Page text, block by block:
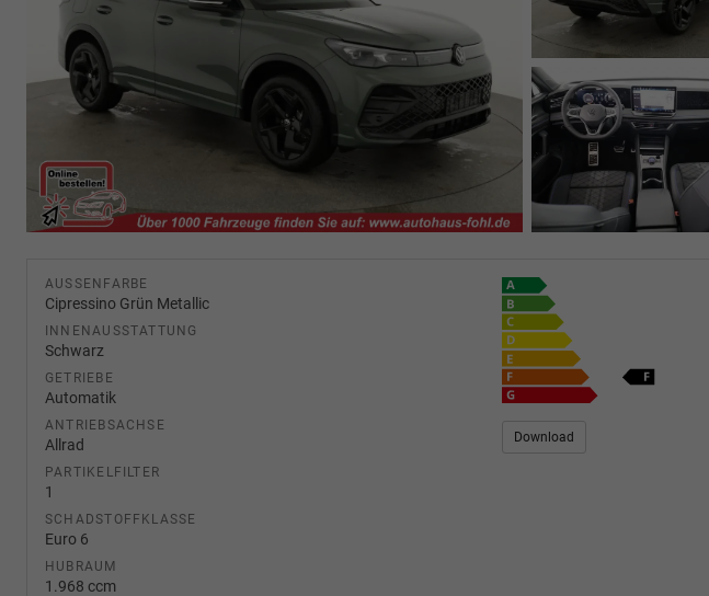
AUSSENFARBE
Cipressino Grün Metallic
INNENAUSSTATTUNG
Schwarz
GETRIEBE
Automatik
ANTRIEBSACHSE
Allrad
PARTIKELFILTER
1
SCHADSTOFFKLASSE
Euro 6
HUBRAUM
1.968 ccm
Download